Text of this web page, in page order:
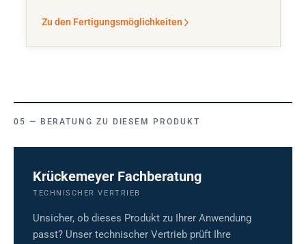
Zu den Fertigungsmöglichkeiten
BERATUNG ZU DIESEM PRODUKT
Krückemeyer Fachberatung
TECHNISCHER VERTRIEB
Unsicher, ob dieses Produkt zu Ihrer Anwendung
passt? Unser technischer Vertrieb prüft Ihre